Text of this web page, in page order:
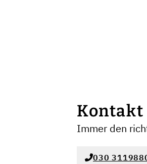
Kontakt
Immer den
030